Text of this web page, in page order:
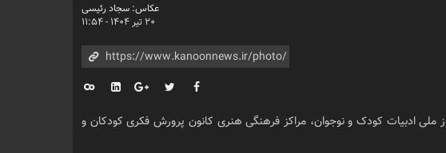
عکاس: سجاد رئیسی
۲۰ تیر ۱۴۰۴ - ۱۱:۵۴
تیرماه، سالروز بزرگداشت مهدی آذریزدی و روز ملی ادبیات کودک و نوجوان، مراکز فرهنگی هنری کانون پرورش فکری کودکان و